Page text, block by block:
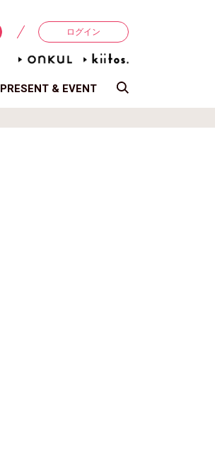
ログイン
PRESENT & EVENT